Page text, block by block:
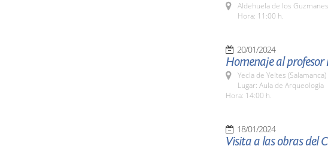
Aldehuela de los
Hora: 11:00 h.
20/01/2024
Homenaje al
Yecla de Yeltes (Salamanca)
Lugar: Aula de Arqueología
Hora: 14:00 h.
18/01/2024
Visita a las obras del